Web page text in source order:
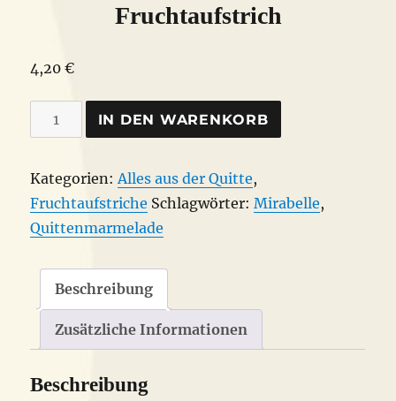
Fruchtaufstrich
4,20€
Quitte-
Mirabelle
Fruchtaufstrich
Menge
IN DEN WARENKORB
Kategorien:Alles aus der Quitte,
Fruchtaufstriche Schlagwörter:Mirabelle,
Quittenmarmelade
Beschreibung
Zusätzliche Informationen
Beschreibung